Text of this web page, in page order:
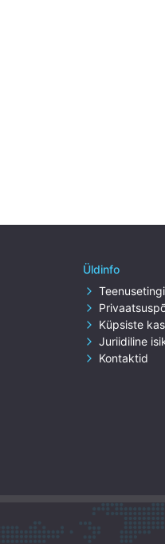
Üldinfo
Küpsiste
Juriidiline
Kontaktid